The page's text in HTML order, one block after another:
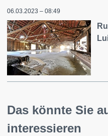
06.03.2023 – 08:49
Das könnte Sie
interessieren